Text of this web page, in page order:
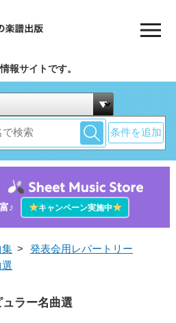
報サイトです。
条件を追加
♪
★キャンペーン実施中★
集 >
発表会用レパートリー
ラー名曲選